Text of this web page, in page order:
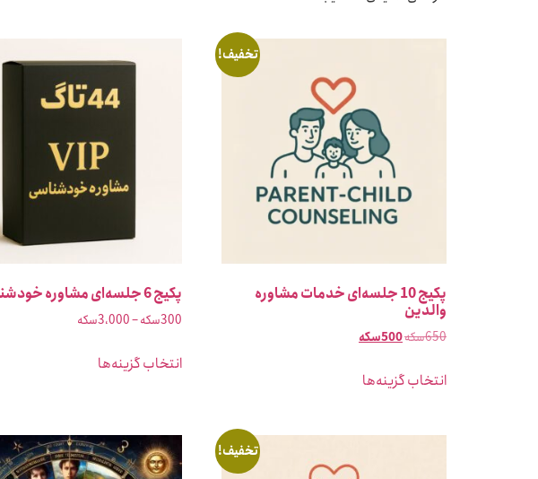
تخفیف!
پکیج 10 جلسه‌ای خدمات مشاوره
والدین
650سکه500سکه
انتخاب گزینه‌ها
پکیج 6 جلسه‌ای مشاوره خودشناسی
300سکه–3،000سکه
انتخاب گزینه‌ها
تخفیف!